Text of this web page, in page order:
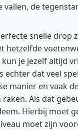
vallen, de
snelle drop
hetzelfde
je jezelf altijd
echter dat veel
manier en vaak
Als dat
Hierbij moet
moet zijn